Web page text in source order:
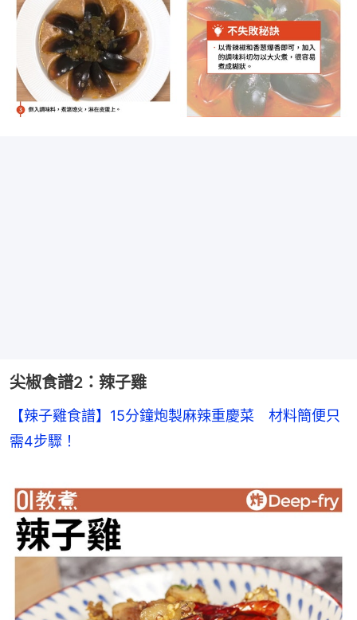
尖椒食譜2：辣子雞
【辣子雞食譜】15分鐘炮製麻辣重慶菜　材料簡便只
需4步驟！